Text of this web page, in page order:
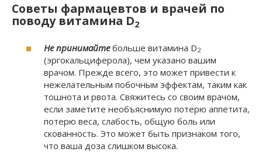
Советы фармацевтов и врачей по
поводу витамина D2
Не принимайтебольше витамина D2
(эргокальциферола), чем указано вашим
врачом. Прежде всего, это может привести к
нежелательным побочным эффектам, таким как
тошнота и рвота. Свяжитесь со своим врачом,
если заметите необъяснимую потерю аппетита,
потерю веса, слабость, общую боль или
скованность. Это может быть признаком того,
что ваша доза слишком высока.